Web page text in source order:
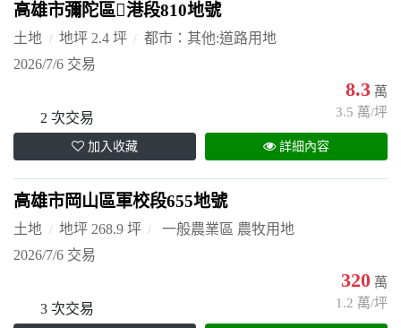
高雄市彌陀區港段810地號
土地 地坪 2.4 坪
都市：其他:道路用地
2026/7/6 交易
2 次交易
8.3 萬
3.5 萬/坪
加入收藏 詳細內容
高雄市岡山區軍校段655地號
土地 地坪 268.9 坪
一般農業區 農牧用地
2026/7/6 交易
3 次交易
320 萬
1.2 萬/坪